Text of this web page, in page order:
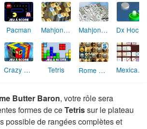
Pacman Mahjong Alchimie Mahjong Solitaire
Crazy Cube Tetris Rome Puzzle Mexican Dominos
Butter Baron, votre rôle sera
formes de ceTetrissur le plateau
possible de rangées complètes et